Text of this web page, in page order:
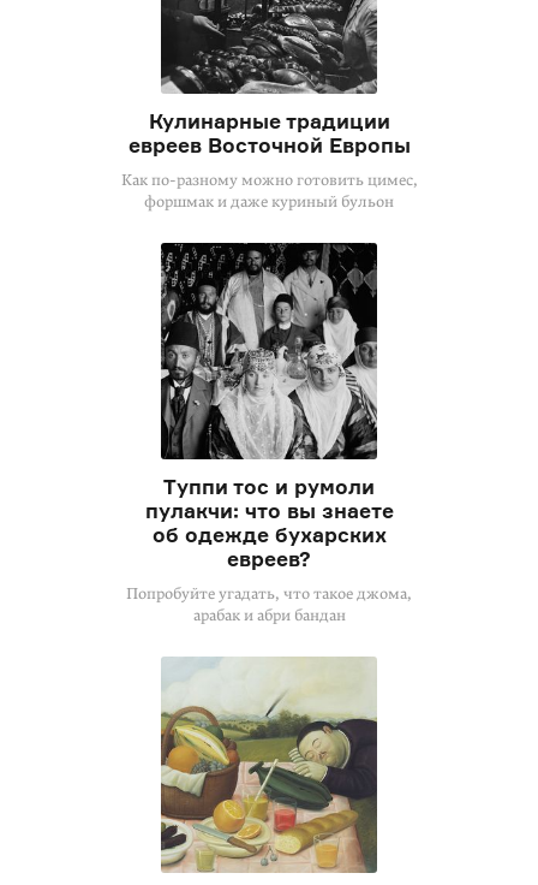
Кулинарные традиции
евреев Восточной Европы
Какпо-разномуможно готовить цимес,
форшмак и даже куриный бульон
Туппи тос и румоли
пулакчи: что вы знаете
об одежде бухарских
евреев?
Попробуйте угадать, что такое джома,
арабак и абри бандан